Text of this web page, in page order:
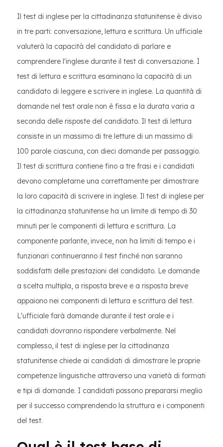
Il test di inglese per la cittadinanza statunitense è diviso
in tre parti: conversazione, lettura e scrittura. Un ufficiale
valuterà la capacità del candidato di parlare e
comprendere l'inglese durante il test di conversazione. I
test di lettura e scrittura esaminano la capacità di un
candidato di leggere e scrivere in inglese. La quantità di
domande nel test orale non è fissa e la durata varia a
seconda delle risposte del candidato. Il test di lettura
consiste in un massimo di tre letture di un massimo di
100 parole ciascuna, con dieci domande per passaggio.
Il test di scrittura contiene fino a tre frasi e i candidati
devono completarne una correttamente per dimostrare
la loro capacità di scrivere in inglese. Il test di inglese per
la cittadinanza statunitense ha un limite di tempo di 30
minuti per le componenti di lettura e scrittura. La
componente parlante, invece, non ha limiti di tempo e i
funzionari continueranno il test finché non saranno
soddisfatti delle prestazioni del candidato. Le domande
a scelta multipla, a risposta breve e a risposta breve
appaiono nei componenti di lettura e scrittura del test.
L'ufficiale farà domande durante il test orale e i
candidati dovranno rispondere verbalmente. Nel
complesso, il test di inglese per la cittadinanza
statunitense chiede ai candidati di dimostrare le proprie
competenze linguistiche attraverso una varietà di formati
e tipi di domande. I candidati possono prepararsi meglio
per il successo comprendendo la struttura e i componenti
del test.